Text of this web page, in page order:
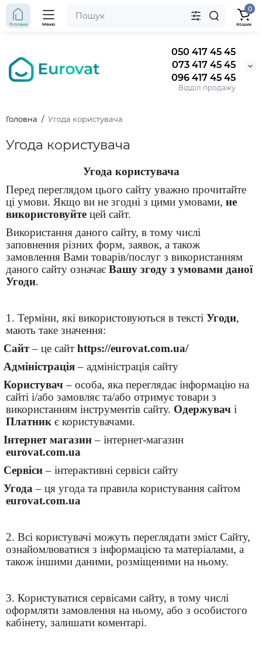
050 417 45 45
073 417 45 45
096 417 45 45
Відділ продажу
Головна Меню
0
Кошик
Головна Угода користувача
Угода користувача
Угода користувача
Перед переглядом цього сайту уважно прочитайте
ці умови. Якщо ви не згодні з цими умовами, не
використовуйте цей сайт.
Використання даного сайту, в тому числі
заповнення різних форм, заявок, а також
замовлення Вами товарів/послуг з використанням
даного сайту означає Вашу згоду з умовами даної
Угоди.
1. Терміни, які використовуються в тексті Угоди,
мають таке значення:
Сайт– це сайт https://eurovat.com.ua/
Адміністрація– адміністрація сайту
Користувач– особа, яка переглядає інформацію на
сайті і/або замовляє та/або отримує товари з
використанням інструментів сайту. Одержувач і
Платник є користувачами.
Інтернет магазин– інтернет-магазин
eurovat.com.ua
Сервіси– інтерактивні сервіси сайту
Угода – ця угода та правила користування сайтом
eurovat.com.ua
2. Всі користувачі можуть переглядати зміст Сайту,
ознайомлюватися з інформацією та матеріалами, а
також іншими даними, розміщеними на ньому.
3. Користуватися сервісами сайту, в тому числі
оформляти замовлення на ньому, або з особистого
кабінету, залишати коментарі.